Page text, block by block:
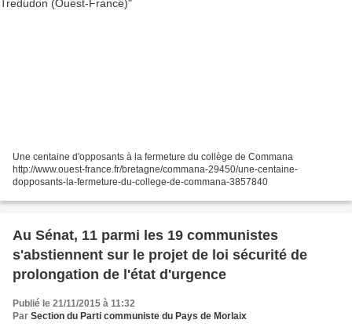
Une centaine d'opposants à la fermeture du collège de Commana
http://www.ouest-france.fr/bretagne/commana-29450/une-centaine-
dopposants-la-fermeture-du-college-de-commana-3857840
Au Sénat, 11 parmi les 19 communistes
s'abstiennent sur le projet de loi sécurité de
prolongation de l'état d'urgence
Publié le 21/11/2015 à 11:32
Par Section du Parti communiste du Pays de Morlaix